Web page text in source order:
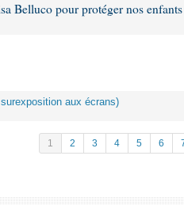
Belluco pour protéger nos
aux écrans)
1 2 3 4 5 6